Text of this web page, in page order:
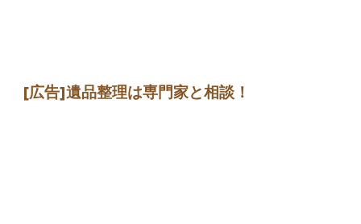
[広告]遺品整理は専門家と相談！